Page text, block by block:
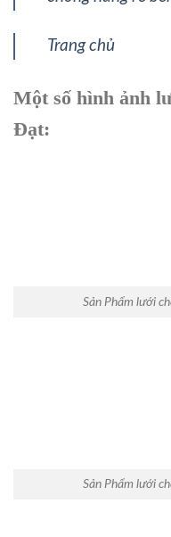
Trang chủ
Một số hình ảnh
Đạt:
Sản Phẩm lưới
Sản Phẩm lưới